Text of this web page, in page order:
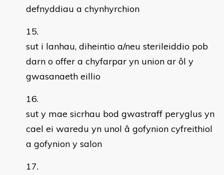
defnyddiau a chynhyrchion
sut i lanhau, diheintio a/neu sterileiddio pob
darn o offer a chyfarpar yn union ar ôl y
gwasanaeth eillio
sut y mae sicrhau bod gwastraff peryglus yn
cael ei waredu yn unol â gofynion cyfreithiol
a gofynion y salon